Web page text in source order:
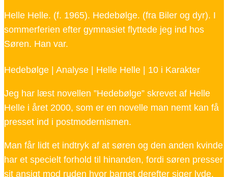
Helle Helle. (f. 1965). Hedebølge. (fra Biler og dyr). I
sommerferien efter gymnasiet flyttede jeg ind hos
Søren. Han var.
Hedebølge | Analyse | Helle Helle | 10 i Karakter
Jeg har læst novellen ”Hedebølge” skrevet af Helle
Helle i året 2000, som er en novelle man nemt kan få
presset ind i postmodernismen.
Man får lidt et indtryk af at søren og den anden kvinde
har et specielt forhold til hinanden, fordi søren presser
sit ansigt mod ruden hvor barnet derefter siger lyde.